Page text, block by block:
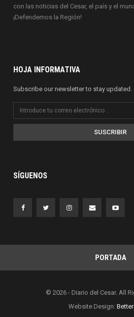
con las noticias del Cesar, el país y el
¡Defendemos la Región!
HOJA INFORMATIVA
Subscribe our newsletter to stay updated.
SUSCRIBIR
SÍGUENOS
PORTADA
© 2026 - Diario del Cesar. All
Website Design: